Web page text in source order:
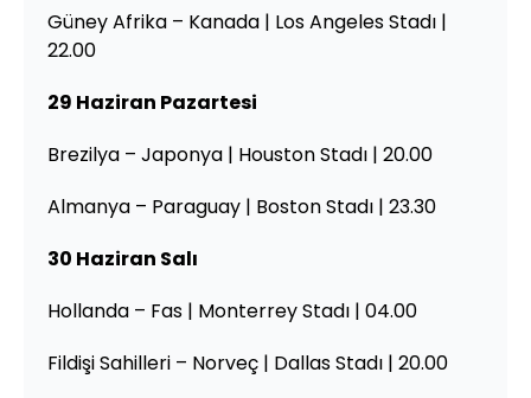
Güney Afrika – Kanada | Los Angeles Stadı |
22.00
29 Haziran Pazartesi
Brezilya – Japonya | Houston Stadı | 20.00
Almanya – Paraguay | Boston Stadı | 23.30
30 Haziran Salı
Hollanda – Fas | Monterrey Stadı | 04.00
Fildişi Sahilleri – Norveç | Dallas Stadı | 20.00